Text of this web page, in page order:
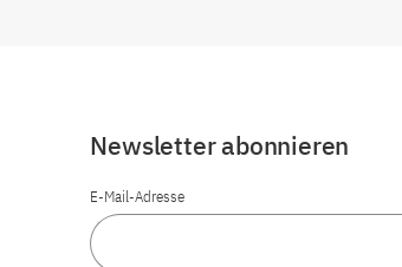
Newsletter abonnieren
E-Mail-Adresse